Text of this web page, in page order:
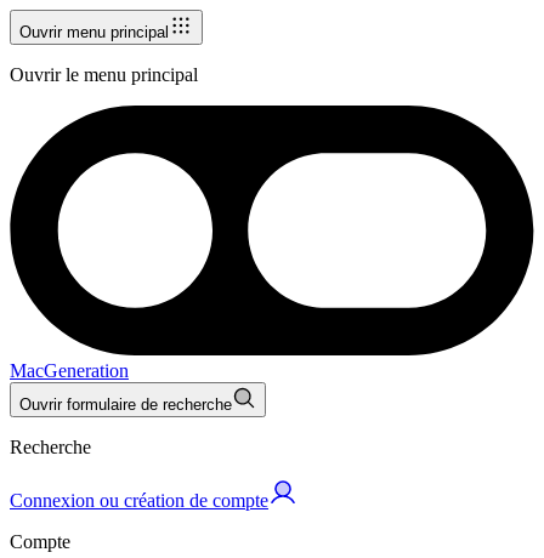
Ouvrir menu principal
Ouvrir le menu principal
MacGeneration
Ouvrir formulaire de recherche
Recherche
Connexion ou création de compte
Compte